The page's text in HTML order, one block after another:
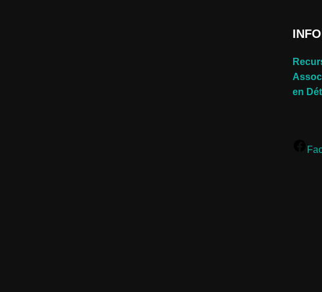
en